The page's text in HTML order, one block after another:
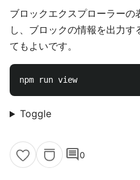
ブロックエクスプローラー
し、ブロックの情報を出力
てもよいです。
Toggle
comment0